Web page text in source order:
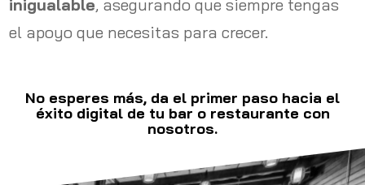
inigualable, asegurando que siempre tengas
el apoyo que necesitas para crecer.
No esperes más, da el primer paso hacia el
éxito digital de tu bar o restaurante con
nosotros.